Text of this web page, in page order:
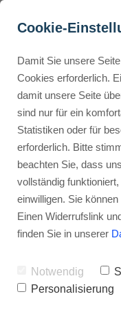
Buyer
Landingpage
Internal Linking
Wann
nutzen
Werbehinweis: Links mit
dich.
Stephan
Stell dir vor, du
Cookie-
Damit Sie unsere
Cookies erforderlich.
damit unsere Seite
sind nur für ein
Statistiken oder für
erforderlich. Bitte
beachten Sie, dass
vollständig
einwilligen. Sie
Einen Widerrufslink
finden Sie in unserer
Notwendig
Personalisierung